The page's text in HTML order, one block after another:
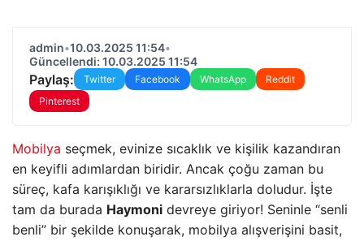
admin•10.03.2025 11:54•
Güncellendi: 10.03.2025 11:54
Paylaş: Twitter Facebook WhatsApp
Reddit
Pinterest
Mobilya seçmek, evinize sıcaklık ve kişilik kazandıran
en keyifli adımlardan biridir. Ancak çoğu zaman bu
süreç, kafa karışıklığı ve kararsızlıklarla doludur. İşte
tam da burada Haymoni devreye giriyor! Seninle “senli
benli” bir şekilde konuşarak, mobilya alışverişini basit,